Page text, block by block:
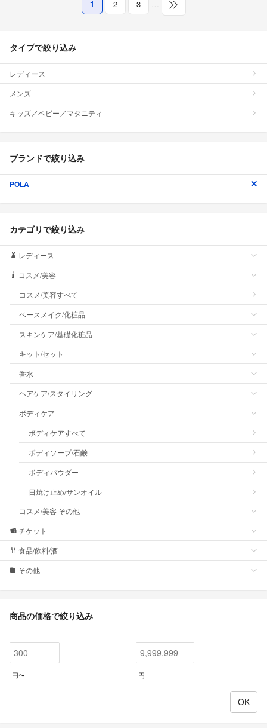
1 2 3 …
タイプで絞り込み
レディース
メンズ
キッズ／ベビー／マタニティ
ブランドで絞り込み
POLA
カテゴリで絞り込み
レディース
コスメ/美容
コスメ/美容すべて
ベースメイク/化粧品
スキンケア/基礎化粧品
キット/セット
香水
ヘアケア/スタイリング
ボディケア
ボディケアすべて
ボディソープ/石鹸
ボディパウダー
日焼け止め/サンオイル
コスメ/美容 その他
チケット
食品/飲料/酒
その他
商品の価格で絞り込み
円〜 円